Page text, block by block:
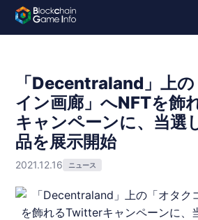
「Decentraland」上
イン画廊」へNFTを飾
キャンペーンに、当選
品を展示開始
2021.12.16 ニュース